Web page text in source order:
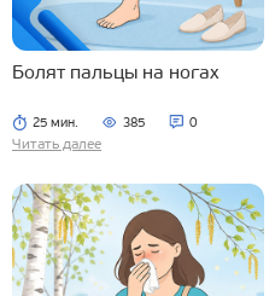
Болят пальцы на ногах
25 мин. 385 0
Читать далее